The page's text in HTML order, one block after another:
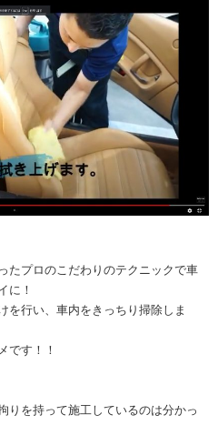
たプロのこだわりのテクニックで車
に！
を行い、車内をきっちり掃除しま
です！！
りを持って施工しているのは分かっ